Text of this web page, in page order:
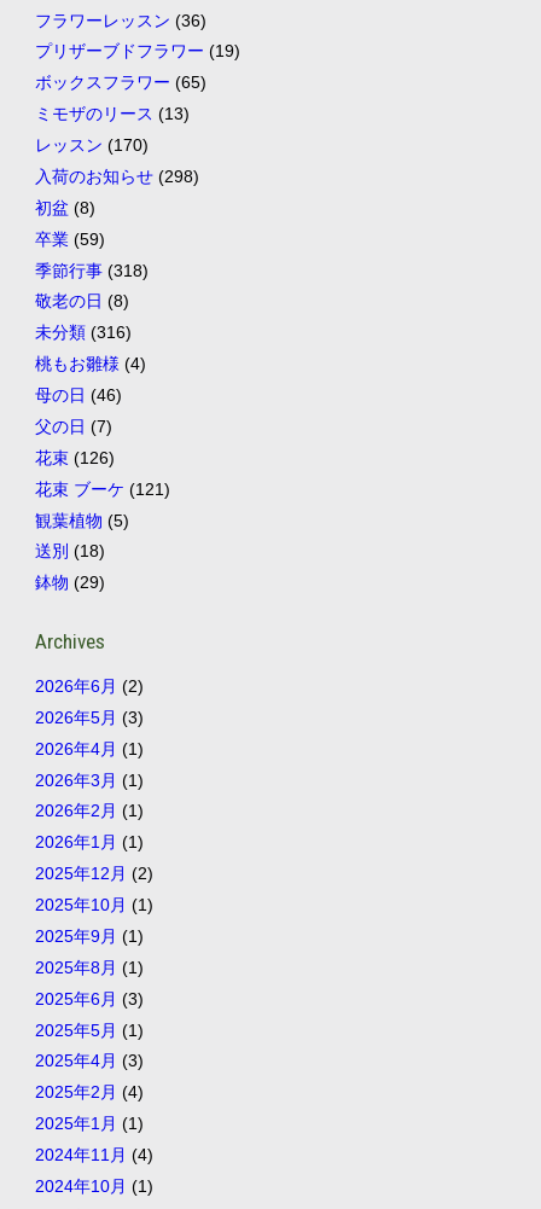
フラワーレッスン (36)
プリザーブドフラワー (19)
ボックスフラワー (65)
ミモザのリース (13)
レッスン (170)
入荷のお知らせ(298)
初盆 (8)
卒業(59)
季節行事(318)
敬老の日 (8)
未分類(316)
桃もお雛様 (4)
母の日 (46)
父の日 (7)
花束(126)
花束 ブーケ (121)
観葉植物 (5)
送別 (18)
鉢物 (29)
Archives
2026年6月 (2)
2026年5月 (3)
2026年4月 (1)
2026年3月 (1)
2026年2月 (1)
2026年1月 (1)
2025年12月 (2)
2025年10月 (1)
2025年9月 (1)
2025年8月 (1)
2025年6月 (3)
2025年5月 (1)
2025年4月 (3)
2025年2月 (4)
2025年1月 (1)
2024年11月 (4)
2024年10月 (1)